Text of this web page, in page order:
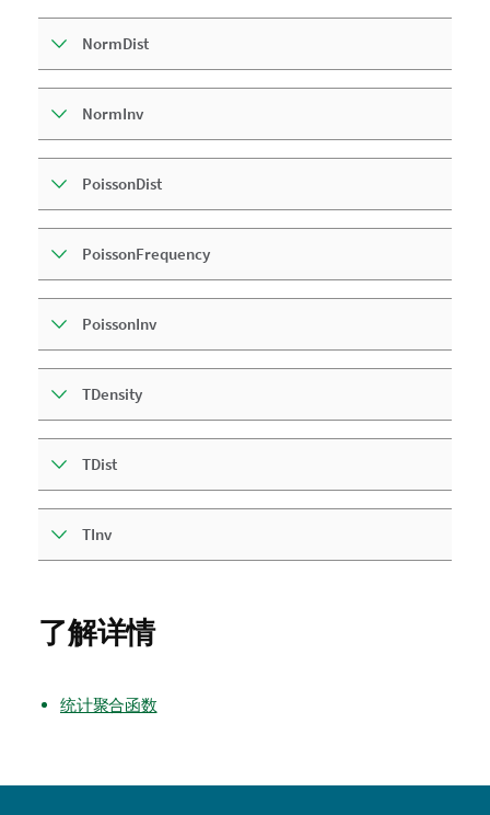
NormDist
NormInv
PoissonDist
PoissonFrequency
PoissonInv
TDensity
TDist
TInv
了解详情
统计聚合函数